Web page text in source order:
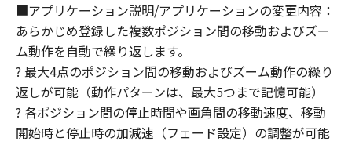
ウェア」を使用し、「許諾ソフトウェア」
を使用することから生じた、使用コンピュ
ータの損傷またはデータ損失については、
お客様のみが全責任を負います。
(3) キヤノン、キヤノンの子会社、キヤノン
の関連会社、それらの販売代理店または販
売店、ならびにキヤノンのライセンサー
■アプリケーション説明/アプリケーションの変更内容：
あらかじめ登録した複数ポジション間の移動およびズー
ム動作を自動で繰り返します。
? 最大4点のポジション間の移動およびズーム動作の繰り
返しが可能（動作パターンは、最大5つまで記憶可能）
? 各ポジション間の停止時間や画角間の移動速度、移動
開始時と停止時の加減速（フェード設定）の調整が可能